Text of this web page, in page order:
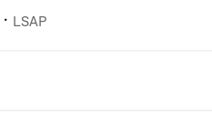
· LSAP